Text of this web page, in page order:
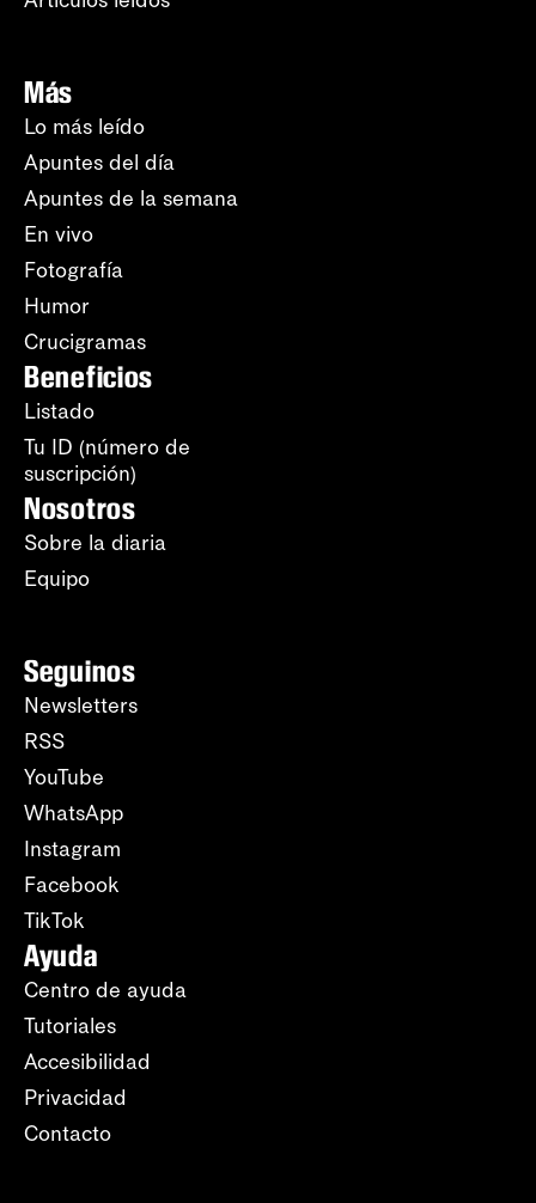
Más
Lo más leído
Apuntes del día
Apuntes de la semana
En vivo
Fotografía
Humor
Crucigramas
Beneficios
Listado
Tu ID (número de
suscripción)
Nosotros
Sobre la diaria
Equipo
Seguinos
Newsletters
RSS
YouTube
WhatsApp
Instagram
Facebook
TikTok
Ayuda
Centro de ayuda
Tutoriales
Accesibilidad
Privacidad
Contacto